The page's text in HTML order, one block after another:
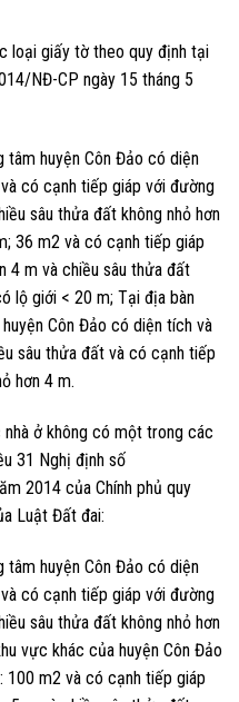
loại giấy tờ theo quy định tại
NĐ-CP ngày 15 tháng 5
huyện Côn Đảo có diện
có cạnh tiếp giáp với đường
sâu thửa đất không nhỏ hơn
36 m2 và có cạnh tiếp giáp
4 m và chiều sâu thửa đất
lộ giới < 20 m; Tại địa bàn
Côn Đảo có diện tích và
sâu thửa đất và có cạnh tiếp
hơn 4 m.
ở không có một trong các
31 Nghị định số
2014 của Chính phủ quy
Luật Đất đai:
huyện Côn Đảo có diện
có cạnh tiếp giáp với đường
sâu thửa đất không nhỏ hơn
vực khác của huyện Côn Đảo
m2 và có cạnh tiếp giáp